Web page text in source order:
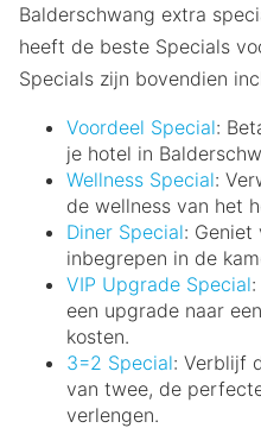
Balderschwang extra
heeft de beste Specials
Specials zijn bovendien
Voordeel Special:
je hotel in
Wellness Special:
de wellness van het
Diner Special: Geniet
inbegrepen in de
VIP Upgrade Special
een upgrade naar
kosten.
3=2 Special: Verblijf
van twee, de
verlengen.